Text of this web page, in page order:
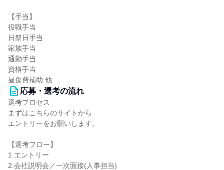
【手当】
役職手当
日祭日手当
家族手当
通勤手当
資格手当
昼食費補助 他
応募・選考の流れ
選考プロセス
まずはこちらのサイトから
エントリーをお願いします。
【選考フロー】
1.エントリー
2.会社説明会／一次面接(人事担当)